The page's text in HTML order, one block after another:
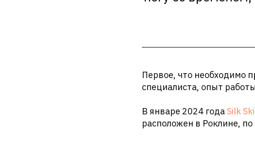
Первое, что необходимо
специалиста, опыт
В январе 2024 года Silk
расположен в Роклине,